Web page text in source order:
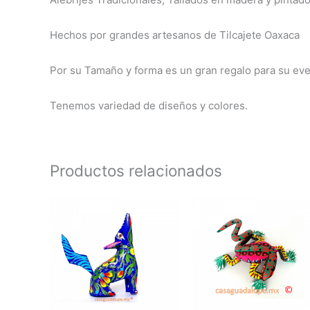
Hechos por grandes artesanos de Tilcajete Oaxaca
Por su Tamaño y forma es un gran regalo para su
Tenemos variedad de diseños y colores.
Productos relacionados